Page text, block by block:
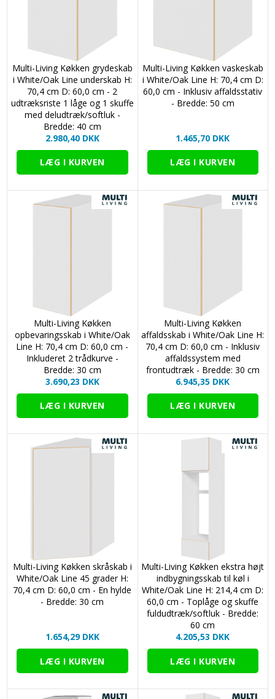
Multi-Living Køkken grydeskab
i White/Oak Line underskab H:
70,4 cm D: 60,0 cm - 2
udtræksriste 1 låge og 1 skuffe
med deludtræk/softluk -
Bredde: 40 cm
2.980,40 DKK
Multi-Living Køkken vaskeskab
i White/Oak Line H: 70,4 cm D:
60,0 cm - Inklusiv affaldsstativ
- Bredde: 50 cm
1.465,70 DKK
Multi-Living Køkken
opbevaringsskab i White/Oak
Line H: 70,4 cm D: 60,0 cm -
Inkluderet 2 trådkurve -
Bredde: 30 cm
3.690,23 DKK
Multi-Living Køkken
affaldsskab i White/Oak Line H:
70,4 cm D: 60,0 cm - Inklusiv
affaldssystem med
frontudtræk - Bredde: 30 cm
6.945,35 DKK
Multi-Living Køkken skråskab i
White/Oak Line 45 grader H:
70,4 cm D: 60,0 cm - En hylde
- Bredde: 30 cm
1.654,29 DKK
Multi-Living Køkken ekstra højt
indbygningsskab til køl i
White/Oak Line H: 214,4 cm D:
60,0 cm - Toplåge og skuffe
fuldudtræk/softluk - Bredde:
60 cm
4.205,53 DKK